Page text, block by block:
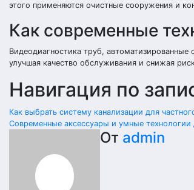
этого применяются очистные сооружения и
Как современные
Видеодиагностика труб,
улучшая качество обслуживания и снижая
Навигация по
Как выбрать систему канализации для
Современные аксессуары и умные
От admin